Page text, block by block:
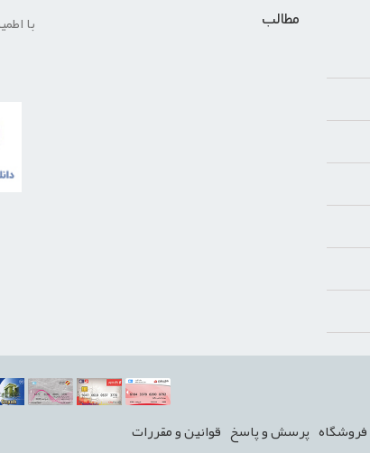
مطالب با
فروشگاه پرسش و پاسخ قوانين و مقررات